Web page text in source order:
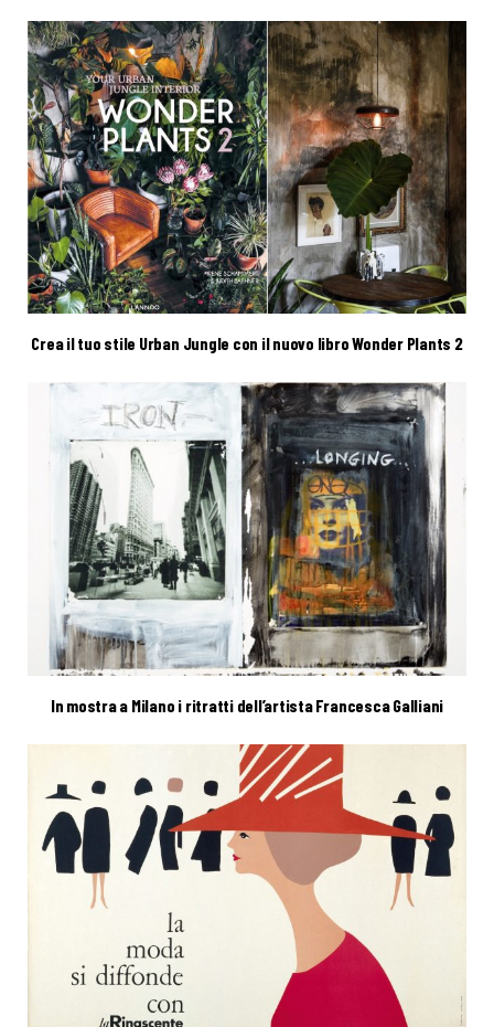
Crea il tuo stile Urban Jungle con il nuovo libro Wonder Plants 2
In mostra a Milano i ritratti dell’artista Francesca Galliani